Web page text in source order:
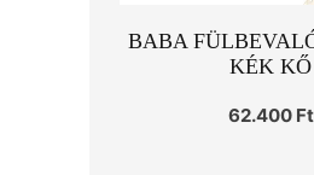
BABA
KÉK KŐ
62.400 Ft